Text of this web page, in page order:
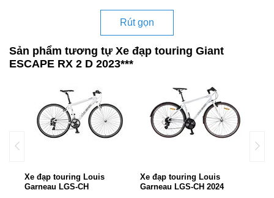
Rút gọn
Sản phẩm tương tự Xe đạp touring Giant
ESCAPE RX 2 D 2023***
Xe đạp touring Louis
Garneau LGS-CH
Xe đạp touring Louis
Garneau LGS-CH 2024